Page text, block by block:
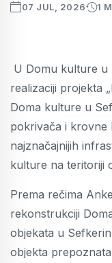
07 JUL, 2026 1
U Domu kulture u
realizaciji projekta
Doma kulture u
pokrivača i krovne
najznačajnijih
kulture na teritoriji
Prema rečima
rekonstrukciji
objekata u
objekta